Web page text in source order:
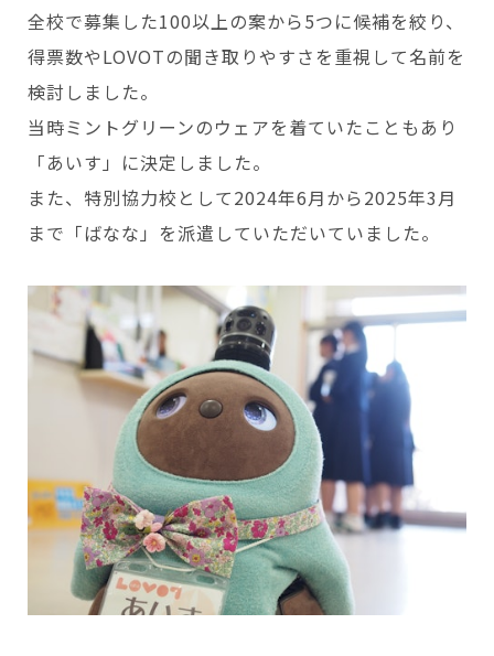
全校で募集した100以上の案から5つに候補を絞り、
得票数やLOVOTの聞き取りやすさを重視して名前を
検討しました。
当時ミントグリーンのウェアを着ていたこともあり
「あいす」に決定しました。
また、特別協力校として2024年6月から2025年3月
まで「ばなな」を派遣していただいていました。